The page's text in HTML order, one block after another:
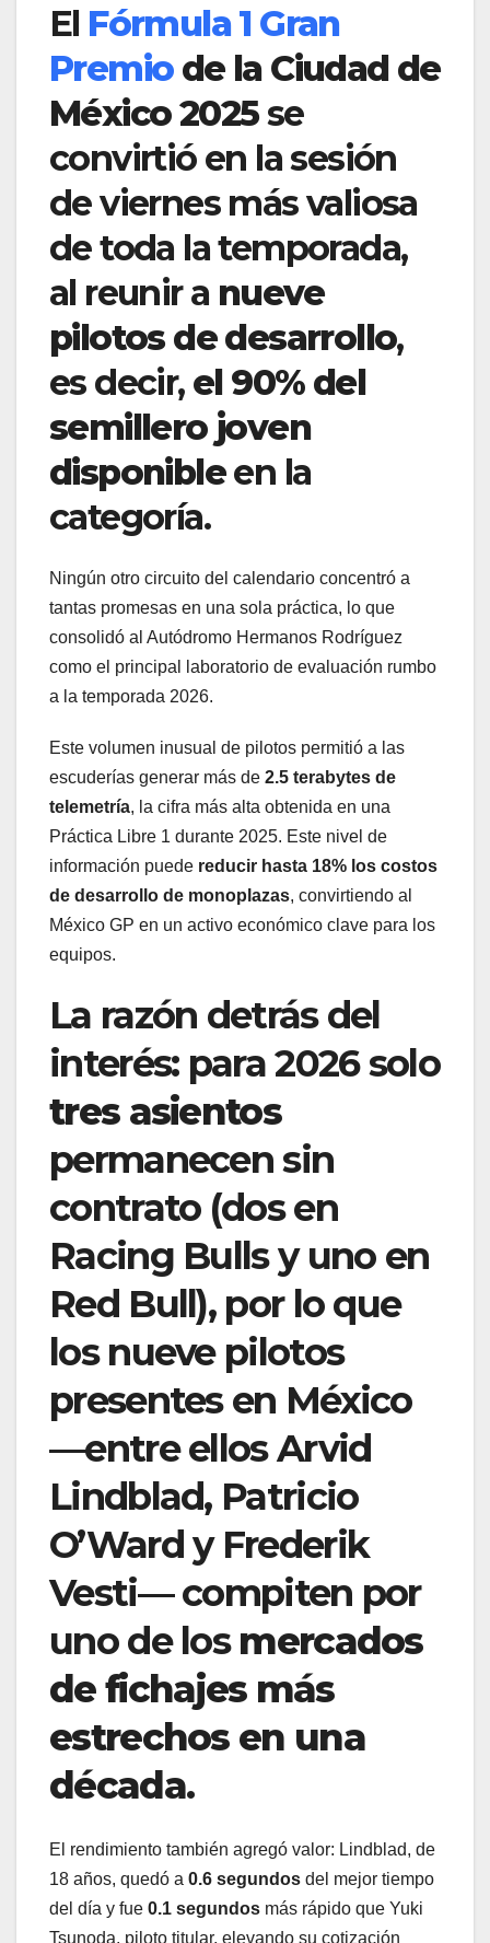
El Fórmula 1 Gran
Premio de la Ciudad de
México 2025se
convirtió en la sesión
de viernes más valiosa
de toda la temporada,
al reunir a nueve
pilotos de desarrollo,
es decir, el 90% del
semillero joven
disponibleen la
categoría.
Ningún otro circuito del calendario concentró a
tantas promesas en una sola práctica, lo que
consolidó al Autódromo Hermanos Rodríguez
como el principal laboratorio de evaluación rumbo
a la temporada 2026.
Este volumen inusual de pilotos permitió a las
escuderías generar más de 2.5 terabytes de
telemetría, la cifra más alta obtenida en una
Práctica Libre 1 durante 2025. Este nivel de
información puede reducir hasta 18% los costos
de desarrollo de monoplazas, convirtiendo al
México GP en un activo económico clave para los
equipos.
La razón detrás del
interés: para 2026 solo
tres asientos
permanecen sin
contrato (dos en
Racing Bulls y uno en
Red Bull), por lo que
los nueve pilotos
presentes en México
—entre ellos Arvid
Lindblad, Patricio
O’Ward y Frederik
Vesti— compiten por
uno de losmercados
de fichajes más
estrechos en una
década.
El rendimiento también agregó valor: Lindblad, de
18 años, quedó a 0.6 segundos del mejor tiempo
del día y fue 0.1 segundos más rápido que Yuki
Tsunoda, piloto titular, elevando su cotización